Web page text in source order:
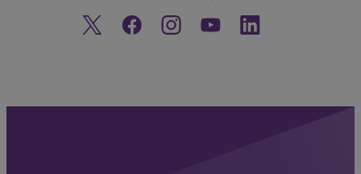
Twitter FacebookInstagramDécouvrez notre chaine
Linkedin